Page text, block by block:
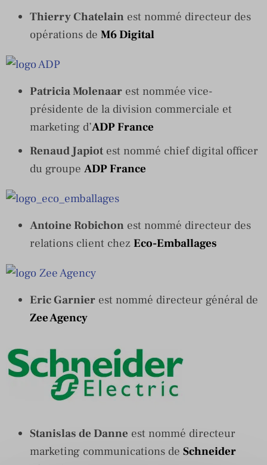
Thierry Chatelain est nommé directeur des
opérations de M6 Digital
Patricia Molenaar est nommée vice-
présidente de la division commerciale et
marketing d’ADP France
Renaud Japiotest nommé chief digital officer
du groupe ADP France
Antoine Robichon est nommé directeur des
relations client chez Eco-Emballages
Eric Garnier est nommé directeur général de
Zee Agency
Stanislas de Danne est nommé directeur
marketing communications de Schneider